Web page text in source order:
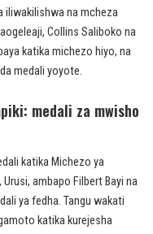
iliwakilishwa na mcheza
Collins Saliboko na
katika michezo hiyo, na
medali yoyote.
medali za mwisho
katika Michezo ya
ambapo Filbert Bayi na
ya fedha. Tangu wakati
katika kurejesha